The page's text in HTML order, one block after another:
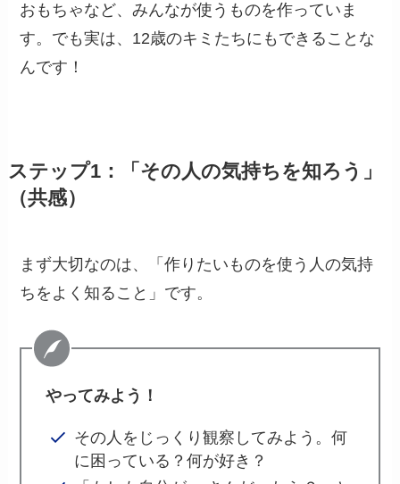
おもちゃなど、みんなが使うものを作っていま
す。でも実は、12歳のキミたちにもできることな
んです！
ステップ1：「その人の気持ちを知ろう」
（共感）
まず大切なのは、「作りたいものを使う人の気持
ちをよく知ること」です。
やってみよう！
その人をじっくり観察してみよう。何
に困っている？何が好き？